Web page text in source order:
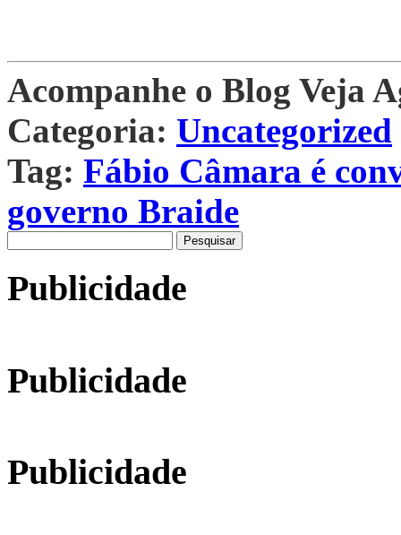
Acompanhe o Blog Veja
Categoria: Uncategorized
Tag: Fábio Câmara é
governo Braide
por:
Publicidade
Publicidade
Publicidade